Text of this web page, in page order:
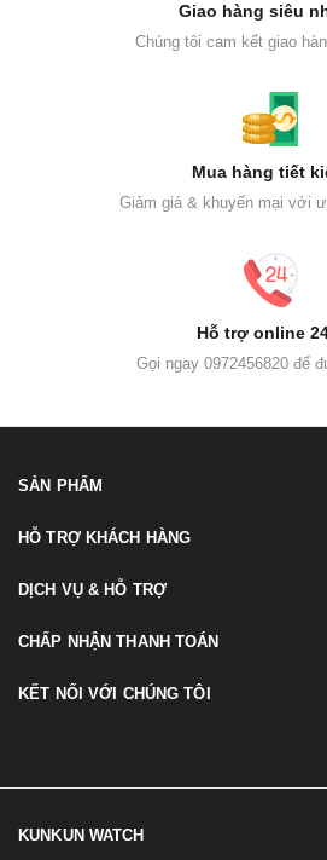
Giao hàng siêu
Chúng tôi cam kết giao
Mua hàng tiết
Giảm giá & khuyến mại với
Hỗ trợ online
Gọi ngay 0972456820 để
SẢN PHẨM
HỖ TRỢ KHÁCH HÀNG
DỊCH VỤ & HỖ TRỢ
CHẤP NHẬN THANH TOÁN
KẾT NỐI VỚI CHÚNG TÔI
KUNKUN WATCH